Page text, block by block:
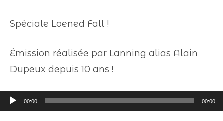
Spéciale Loened Fall !
Émission réalisée par Lanning alias Alain
Dupeux depuis 10 ans !
Lecteur
audio
00:00 00:00